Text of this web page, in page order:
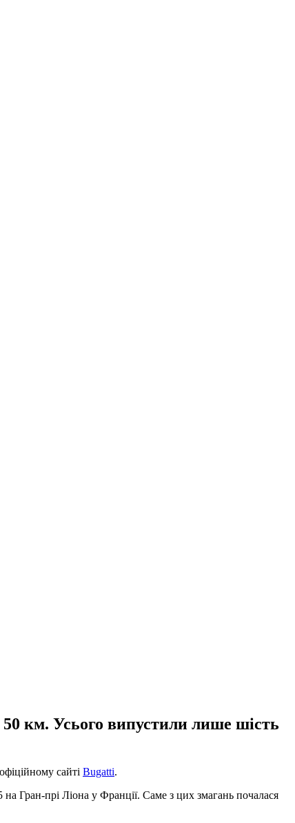
км. Усього випустили лише шість
сайті Bugatti.
Гран-прі Ліона у Франції. Саме з цих змагань почалася